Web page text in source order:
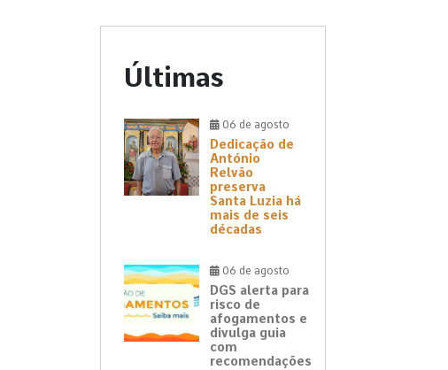
Últimas
06 de agosto
Dedicação de
António
Relvão
preserva
Santa Luzia há
mais de seis
décadas
06 de agosto
DGS alerta para
risco de
afogamentos e
divulga guia
com
recomendações